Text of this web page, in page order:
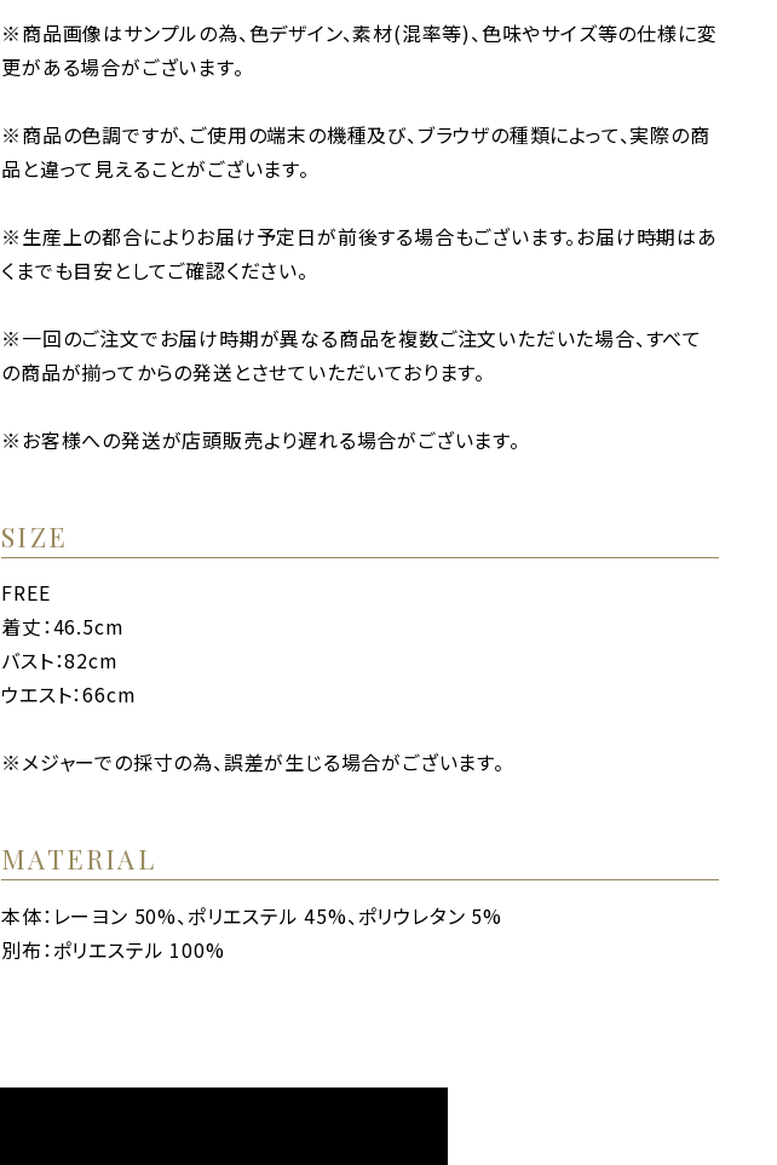
※商品画像はサンプルの為、色デザイン、素材(混率等)、色味やサイズ等の仕様に変
更がある場合がございます。
※商品の色調ですが、ご使用の端末の機種及び、ブラウザの種類によって、実際の商
品と違って見えることがございます。
※生産上の都合によりお届け予定日が前後する場合もございます。お届け時期はあ
くまでも目安としてご確認ください。
※一回のご注文でお届け時期が異なる商品を複数ご注文いただいた場合、すべて
の商品が揃ってからの発送とさせていただいております。
※お客様への発送が店頭販売より遅れる場合がございます。
SIZE
FREE
着丈：46.5cm
バスト：82cm
ウエスト：66cm
※メジャーでの採寸の為、誤差が生じる場合がございます。
MATERIAL
本体：レーヨン 50%、ポリエステル 45%、ポリウレタン 5%
別布：ポリエステル 100%